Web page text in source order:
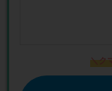
＼ク